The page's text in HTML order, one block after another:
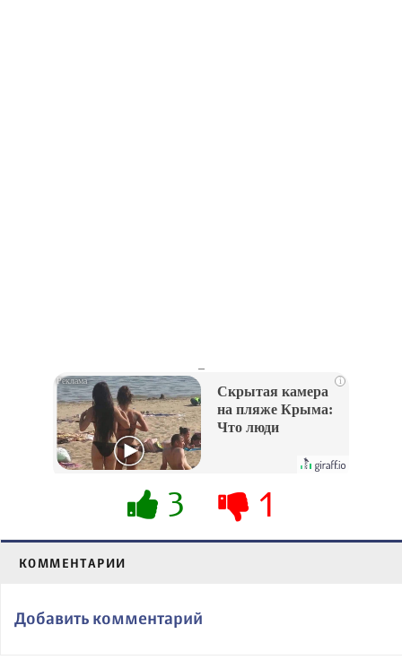
i
Скрытая камера
на пляже Крыма:
Что люди
их не видят...
3 1
КОММЕНТАРИИ
Добавить комментарий